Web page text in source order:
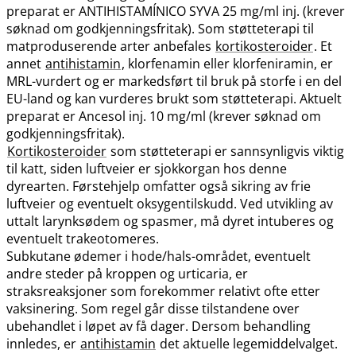
preparat er ANTIHISTAMÍNICO SYVA 25 mg/ml inj. (krever
søknad om godkjenningsfritak). Som støtteterapi til
matproduserende arter anbefales kortikosteroider. Et
annet antihistamin, klorfenamin eller klorfeniramin, er
MRL-vurdert og er markedsført til bruk på storfe i en del
EU-land og kan vurderes brukt som støtteterapi. Aktuelt
preparat er Ancesol inj. 10 mg/ml (krever søknad om
godkjenningsfritak).
Kortikosteroider som støtteterapi er sannsynligvis viktig
til katt, siden luftveier er sjokkorgan hos denne
dyrearten. Førstehjelp omfatter også sikring av frie
luftveier og eventuelt oksygentilskudd. Ved utvikling av
uttalt larynksødem og spasmer, må dyret intuberes og
eventuelt trakeotomeres.
Subkutane ødemer i hode​/​hals-området, eventuelt
andre steder på kroppen og urticaria, er
straksreaksjoner som forekommer relativt ofte etter
vaksinering. Som regel går disse tilstandene over
ubehandlet i løpet av få dager. Dersom behandling
innledes, er antihistamin det aktuelle legemiddelvalget.